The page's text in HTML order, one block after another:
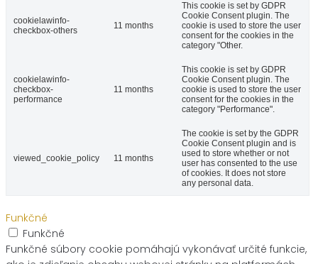
cookielawinfo-
checkbox-others
11 months
This cookie is set by GDPR
Cookie Consent plugin. The
cookie is used to store the user
consent for the cookies in the
category "Other.
cookielawinfo-
checkbox-
performance
11 months
This cookie is set by GDPR
Cookie Consent plugin. The
cookie is used to store the user
consent for the cookies in the
category "Performance".
viewed_cookie_policy 11 months
The cookie is set by the GDPR
Cookie Consent plugin and is
used to store whether or not
user has consented to the use
of cookies. It does not store
any personal data.
Funkčné
Funkčné
Funkčné súbory cookie pomáhajú vykonávať určité funkcie,